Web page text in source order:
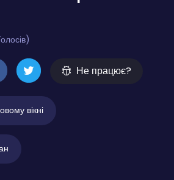
Не працює?
вікні